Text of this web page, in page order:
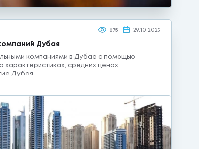
875 29.10.2023
Дубая
компаниями в Дубае с помощью
характеристиках, средних ценах,
Дубая.